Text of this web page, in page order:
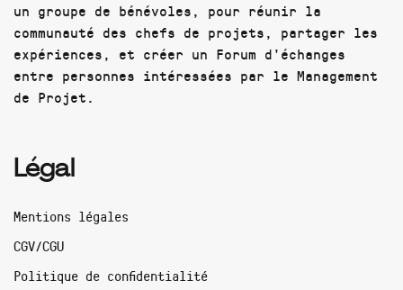
un groupe de bénévoles, pour réunir la
communauté des chefs de projets, partager les
expériences, et créer un Forum d'échanges
entre personnes intéressées par le Management
de Projet.
Légal
Mentions légales
CGV/CGU
Politique de confidentialité